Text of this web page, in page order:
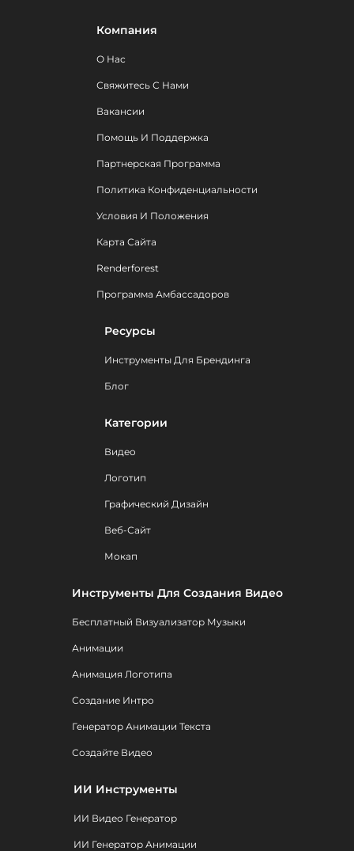
Компания
О Нас
Свяжитесь С Нами
Вакансии
Помощь И Поддержка
Партнерская Программа
Политика Конфиденциальности
Условия И Положения
Карта Сайта
Renderforest
Программа Амбассадоров
Ресурсы
Инструменты Для Брендинга
Блог
Категории
Видео
Логотип
Графический Дизайн
Веб-Сайт
Мокап
Инструменты Для Создания Видео
Бесплатный Визуализатор Музыки
Анимации
Анимация Логотипа
Создание Интро
Генератор Анимации Текста
Создайте Видео
ИИ Инструменты
ИИ Видео Генератор
ИИ Генератор Анимации